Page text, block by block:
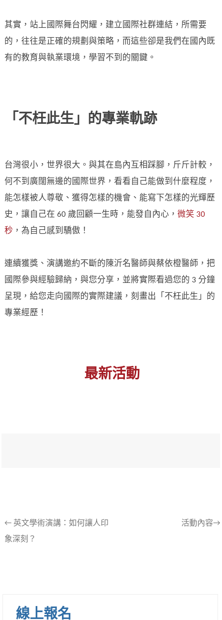
其實，站上國際舞台閃耀，建立國際社群連結，所需要
的，往往是正確的規劃與策略，而這些卻是我們在國內既
有的教育與執業環境，學習不到的關鍵。
「不枉此生」的專業軌跡
台灣很小，世界很大。與其在島內互相踩腳，斤斤計較，
何不到廣闊無邊的國際世界，看看自己能做到什麼程度，
能怎樣被人尊敬、獲得怎樣的機會、能寫下怎樣的光輝歷
史，讓自己在 60 歲回顧一生時，能發自內心， 微笑 30
秒 ，為自己感到驕傲！
連續獲獎、演講邀約不斷的陳沂名醫師與蔡依橙醫師，把
國際參與經驗歸納，與您分享，並將實際看過您的 3 分鐘
呈現，給您走向國際的實際建議，刻畫出「不枉此生」的
專業經歷！
最新活動
文
章
← 英文學術演講：如何讓人印
象深刻？
活動內容→
線上報名